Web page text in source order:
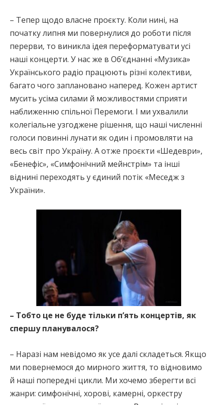
– Тепер щодо власне проєкту. Коли нині, на
початку липня ми повернулися до роботи після
перерви, то виникла ідея переформатувати усі
наші концерти. У нас же в Об’єднанні «Музика»
Українського радіо працюють різні колективи,
багато чого заплановано наперед. Кожен артист
мусить усіма силами й можливостями сприяти
наближенню спільної Перемоги. І ми ухвалили
колегіальне узгоджене рішення, що наші численні
голоси повинні лунати як один і промовляти на
весь світ про Україну. А отже проєкти «Шедеври»,
«Бенефіс», «Симфонічний мейнстрім» та інші
віднині переходять у єдиний потік «Меседж з
України».
– Тобто це не буде тільки п’ять концертів, як
спершу планувалося?
– Наразі нам невідомо як усе далі складеться. Якщо
ми повернемося до мирного життя, то відновимо
й наші попередні цикли. Ми хочемо зберегти всі
жанри: симфонічні, хорові, камерні, оркестру